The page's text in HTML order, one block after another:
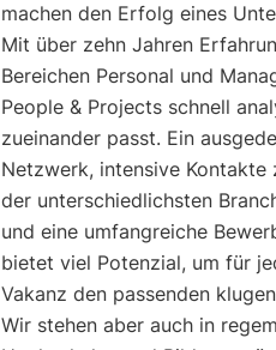
machen den Erfolg eines
Mit über zehn Jahren
Bereichen Personal und
People & Projects schnell
zueinander passt. Ein
Netzwerk, intensive Kontakte
der unterschiedlichsten
und eine umfangreiche
bietet viel Potenzial, um für
Vakanz den passenden
Wir stehen aber auch in